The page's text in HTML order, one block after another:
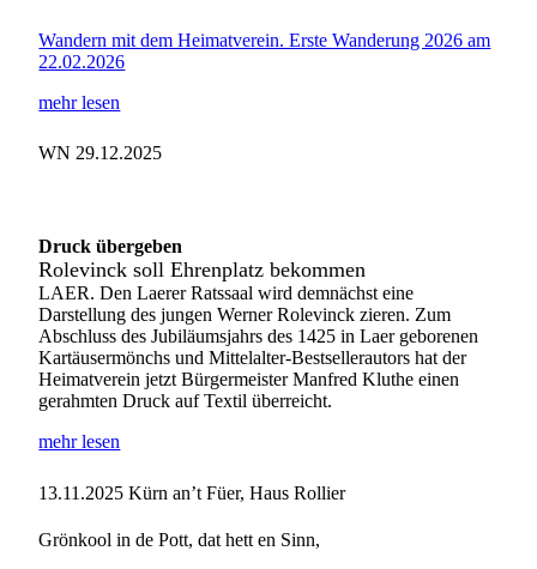
Wandern mit dem Heimatverein. Erste Wanderung 2026 am
22.02.2026
mehr lesen
WN 29.12.2025
Druck übergeben
Rolevinck soll Ehrenplatz bekommen
LAER. Den Laerer Ratssaal wird demnächst eine
Darstellung des jungen Werner Rolevinck zieren. Zum
Abschluss des Jubiläumsjahrs des 1425 in Laer geborenen
Kartäusermönchs und Mittelalter-Bestsellerautors hat der
Heimatverein jetzt Bürgermeister Manfred Kluthe einen
gerahmten Druck auf Textil überreicht.
mehr lesen
13.11.2025 Kürn an’t Füer, Haus Rollier
Grönkool in de Pott, dat hett en Sinn,